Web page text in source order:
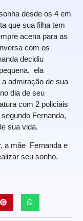
desde os 4 em
que sua filha tem
acena para as
com os
decidiu
ela
admiração de sua
dia de seu
com 2 policiais
Fernanda,
sua vida.
a mãe Fernanda e
seu sonho.